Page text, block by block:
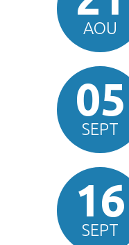
AOU
05
SEPT
16
SEPT